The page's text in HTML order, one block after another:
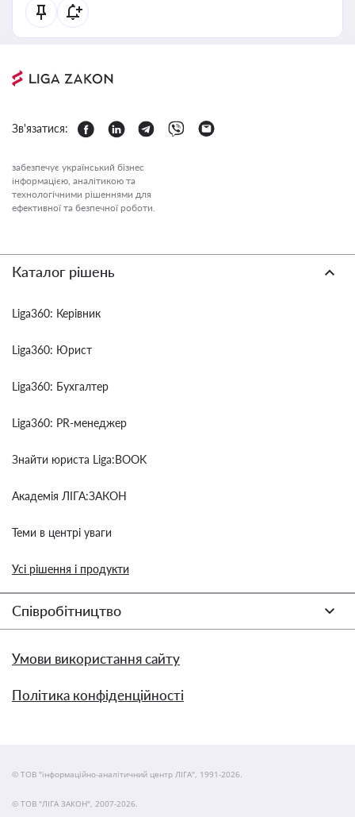
Зв'язатися:
забезпечує український бізнес
інформацією, аналітикою та
технологічними рішеннями для
ефективної та безпечної роботи.
Каталог рішень
Liga360: Керівник
Liga360: Юрист
Liga360: Бухгалтер
Liga360: PR-менеджер
Знайти юриста Liga:BOOK
Академія ЛІГА:ЗАКОН
Теми в центрі уваги
Усі рішення і продукти
Співробітництво
Умови використання сайту
Політика конфіденційності
© ТОВ "інформаційно-аналітичний центр ЛІГА", 1991-2026.
© ТОВ "ЛІГА ЗАКОН", 2007-2026.